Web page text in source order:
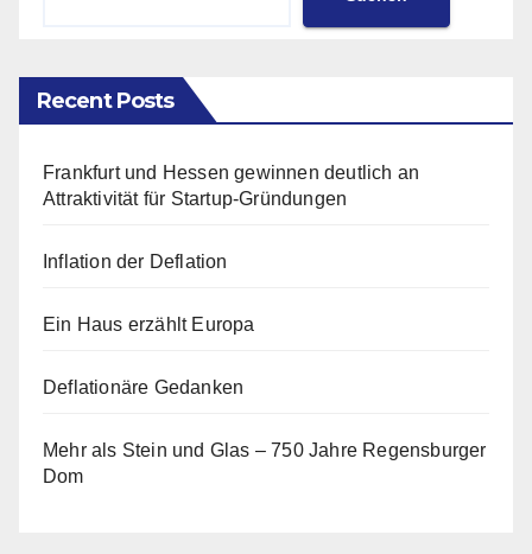
Recent Posts
Frankfurt und Hessen gewinnen deutlich an
Attraktivität für Startup-Gründungen
Inflation der Deflation
Ein Haus erzählt Europa
Deflationäre Gedanken
Mehr als Stein und Glas – 750 Jahre Regensburger
Dom